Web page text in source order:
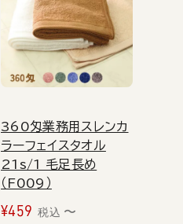
360匁業務用スレンカ
ラーフェイスタオル
21s/1 毛足長め
（F009）
¥459 税込 〜